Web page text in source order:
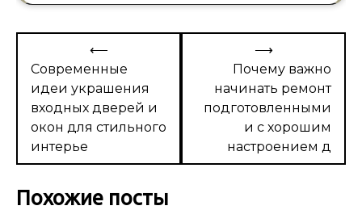
Навигация
по
записям
⟵
Современные
идеи украшения
входных дверей и
окон для стильного
интерье
Почему важно
начинать ремонт
подготовленными
и с хорошим
настроением д
⟶
Похожие посты